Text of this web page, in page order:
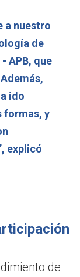
a nuestro
de
APB, que
ido
formas, y
explicó
de